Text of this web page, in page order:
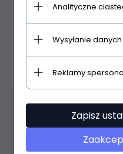
Analityczne
Wysyłanie
Reklamy
Zapisz